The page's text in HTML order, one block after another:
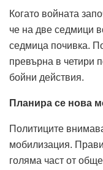
Когато войната
че на две седмици
седмица почивка.
превърна в четири
бойни действия.
Планира се нова
Политиците
мобилизация.
голяма част от